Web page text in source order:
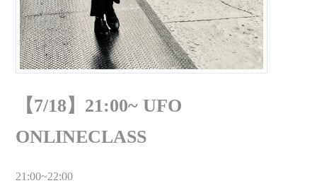
【7/18】21:00~ UFO
ONLINECLASS
21:00~22:00